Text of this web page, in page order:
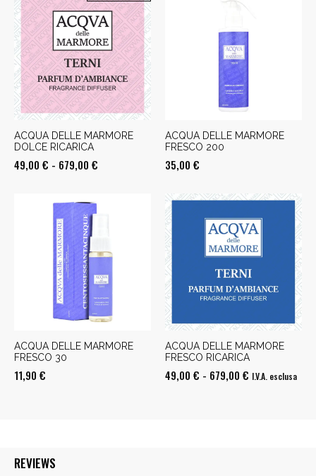
ACQUA DELLE MARMORE
DOLCE RICARICA
49,00 € - 679,00 €
a
ACQUA DELLE MARMORE
FRESCO 200
35,00 €
ACQUA DELLE MARMORE
FRESCO 30
11,90 €
ACQUA DELLE MARMORE
FRESCO RICARICA
49,00 € - 679,00 € Fascia
I.V.A. esclusa
REVIEWS